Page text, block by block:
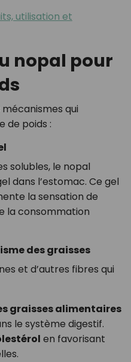
utilisation et
nopal pour
qui
de poids :
solubles, le nopal
dans l’estomac. Ce gel
la sensation de
la consommation
des graisses
et d’autres fibres qui
graisses alimentaires
le système digestif.
en favorisant